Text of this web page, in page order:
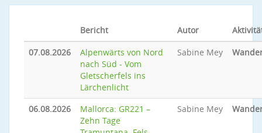
Bericht Autor
07.08.2026
Alpenwärts von Nord
nach Süd - Vom
Gletscherfels ins
Lärchenlicht
Sabine Mey
06.08.2026
Mallorca: GR221 –
Zehn Tage
Sabine Mey